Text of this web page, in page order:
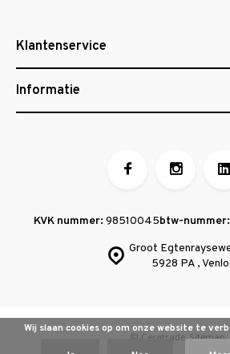
Klantenservice
Informatie
Groot
5928 PA , Venlo
KVK nummer: 98510045btw-nummer:
© Ceratrade Sitemap
Wij slaan cookies op om onze website te